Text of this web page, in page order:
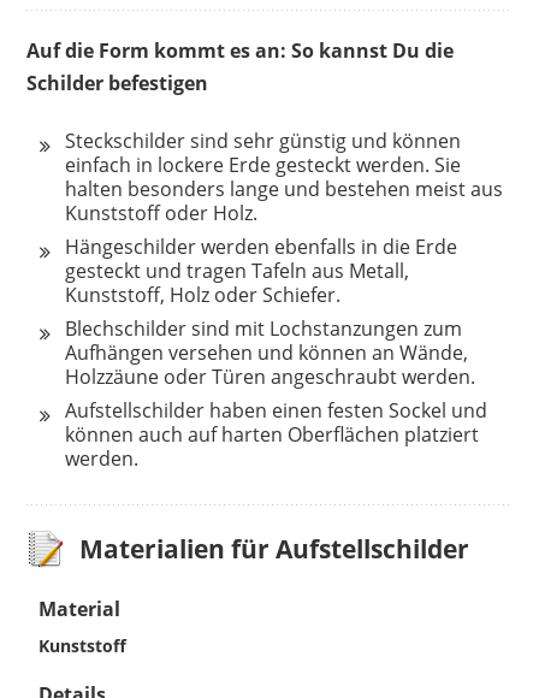
Auf die Form kommt es an: So kannst Du die
Schilder befestigen
Steckschilder sind sehr günstig und können
einfach in lockere Erde gesteckt werden. Sie
halten besonders lange und bestehen meist aus
Kunststoff oder Holz.
Hängeschilder werden ebenfalls in die Erde
gesteckt und tragen Tafeln aus Metall,
Kunststoff, Holz oder Schiefer.
Blechschilder sind mit Lochstanzungen zum
Aufhängen versehen und können an Wände,
Holzzäune oder Türen angeschraubt werden.
Aufstellschilder haben einen festen Sockel und
können auch auf harten Oberflächen platziert
werden.
Materialien für Aufstellschilder
Material
Kunststoff